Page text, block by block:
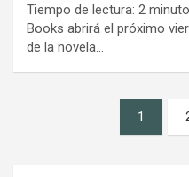
Tiempo de lectura: 2
Books abrirá el próximo
de la novela…
1